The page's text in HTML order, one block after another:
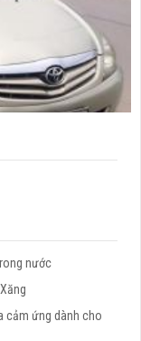
nước
cảm ứng dành cho